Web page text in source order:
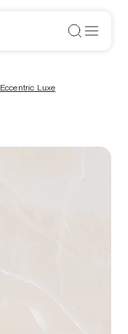
Eccentric Luxe